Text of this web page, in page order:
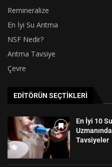
Remineralize
En İyi Su Arıtma
NSF Nedir?
Arıtma Tavsiye
Çevre
EDITÖRÜN SEÇTIKLERI
En İyi 10
Tavsiyeler